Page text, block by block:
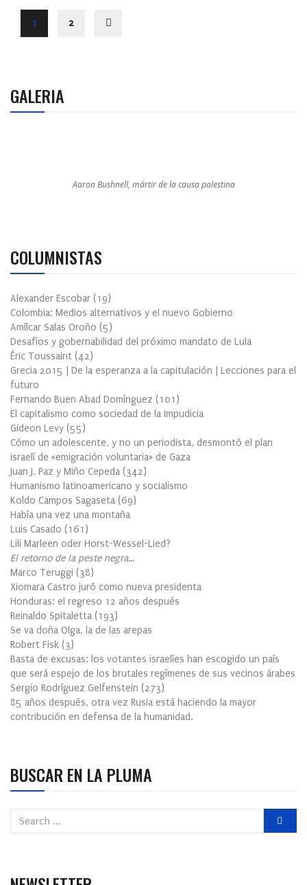
1 2
GALERIA
Aaron Bushnell, mártir de la causa palestina
COLUMNISTAS
Alexander Escobar (19)
Colombia: Medios alternativos y el nuevo Gobierno
Amílcar Salas Oroño (5)
Desafíos y gobernabilidad del próximo mandato de Lula
Éric Toussaint (42)
Grecia 2015 | De la esperanza a la capitulación | Lecciones para el
futuro
Fernando Buen Abad Domínguez (101 )
El capitalismo como sociedad de la Impudicia
Gideon Levy (55)
Cómo un adolescente, y no un periodista, desmontó el plan
israelí de «emigración voluntaria» de Gaza
Juan J. Paz y Miño Cepeda (342)
Humanismo latinoamericano y socialismo
Koldo Campos Sagaseta (69)
Había una vez una montaña
Luis Casado (161 )
Lili Marleen oder Horst-Wessel-Lied?
El retorno de la peste negra…
Marco Teruggi (38)
Xiomara Castro juró como nueva presidenta
Honduras: el regreso 12 años después
Reinaldo Spitaletta (193)
Se va doña Olga, la de las arepas
Robert Fisk (3)
Basta de excusas: los votantes israelíes han escogido un país
que será espejo de los brutales regímenes de sus vecinos árabes
Sergio Rodríguez Gelfenstein (273)
85 años después, otra vez Rusia está haciendo la mayor
contribución en defensa de la humanidad.
BUSCAR EN LA PLUMA